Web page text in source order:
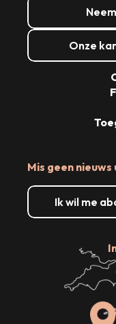
Onze
Mis geen
Ik wil me